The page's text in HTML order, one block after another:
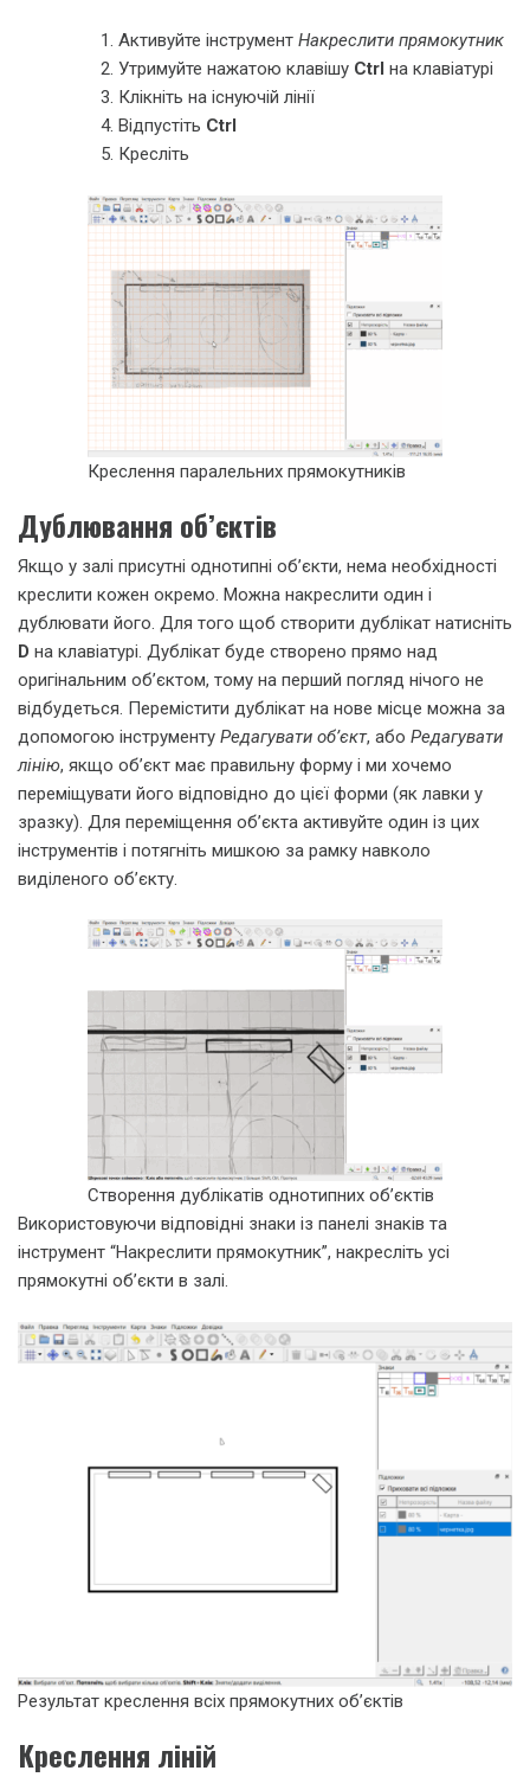
Активуйте інструмент Накреслити прямокутник
Утримуйте нажатою клавішу Ctrl на клавіатурі
Клікніть на існуючій лінії
Відпустіть Ctrl
Кресліть
Креслення паралельних прямокутників
Дублювання об’єктів
Якщо у залі присутні однотипні об’єкти, нема необхідності
креслити кожен окремо. Можна накреслити один і
дублювати його. Для того щоб створити дублікат натисніть
D на клавіатурі. Дублікат буде створено прямо над
оригінальним об’єктом, тому на перший погляд нічого не
відбудеться. Перемістити дублікат на нове місце можна за
допомогою інструменту Редагувати об’єкт, або Редагувати
лінію, якщо об’єкт має правильну форму і ми хочемо
переміщувати його відповідно до цієї форми (як лавки у
зразку). Для переміщення об’єкта активуйте один із цих
інструментів і потягніть мишкою за рамку навколо
виділеного об’єкту.
Створення дублікатів однотипних об’єктів
Використовуючи відповідні знаки із панелі знаків та
інструмент “Накреслити прямокутник”, накресліть усі
прямокутні об’єкти в залі.
Результат креслення всіх прямокутних об’єктів
Креслення ліній